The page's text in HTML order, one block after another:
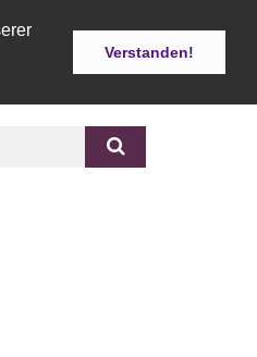
Verstanden!